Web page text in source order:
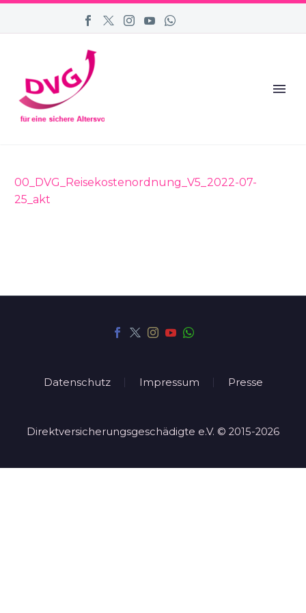
00_DVG_Reisekostenordnung_V5_2022-07-
25_akt
Datenschutz Impressum Presse
Direktversicherungsgeschädigte e.V. © 2015-2026